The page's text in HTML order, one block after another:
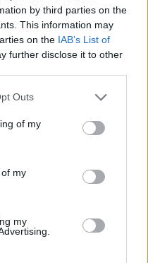
by third parties on the
This information may
on the IAB’s List of
further disclose it to other
one or more Google
You may click to
its third-party tags to
in below Google
Outs
of my
my
my
Flash.gr
Ματσούκα - Γιατί
δόθηκε